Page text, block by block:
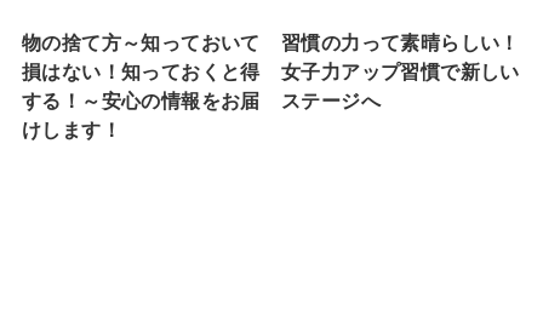
物の捨て方～知っておいて
損はない！知っておくと得
する！～安心の情報をお届
けします！
習慣の力って素晴らしい！
女子力アップ習慣で新しい
ステージへ